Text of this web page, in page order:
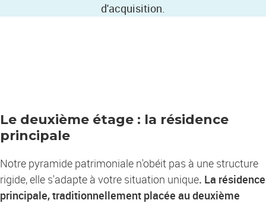
d'acquisition.
Le deuxième étage : la résidence
principale
Notre pyramide patrimoniale n'obéit pas à une structure
rigide, elle s'adapte à votre situation unique. La résidence
principale, traditionnellement placée au deuxième